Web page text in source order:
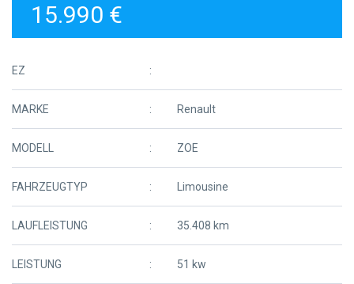
15.990 €
EZ
MARKE Renault
MODELL ZOE
FAHRZEUGTYP Limousine
LAUFLEISTUNG 35.408 km
LEISTUNG 51 kw